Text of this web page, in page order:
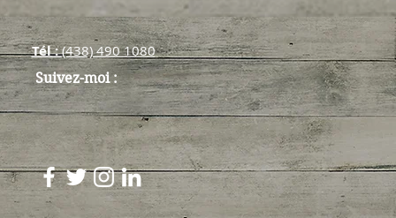
Tél :(438) 490 108​0
Suivez-moi :